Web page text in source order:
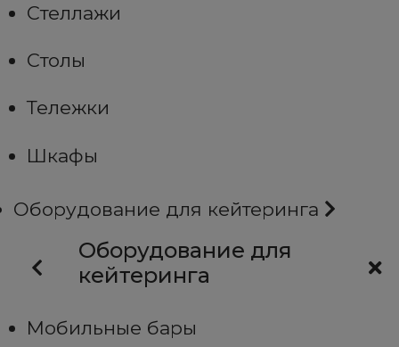
Стеллажи
Столы
Тележки
Шкафы
Оборудование для кейтеринга
Оборудование для
кейтеринга
Мобильные бары